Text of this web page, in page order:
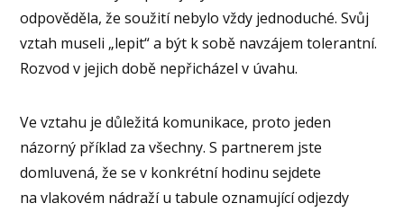
odpověděla, že soužití nebylo vždy jednoduché. Svůj
vztah museli „lepit“ a být k sobě navzájem tolerantní.
Rozvod v jejich době nepřicházel v úvahu.
Ve vztahu je důležitá komunikace, proto jeden
názorný příklad za všechny. S partnerem jste
domluvená, že se v konkrétní hodinu sejdete
na vlakovém nádraží u tabule oznamující odjezdy